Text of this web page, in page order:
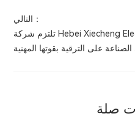
التالي：
تلتزم شركة Hebei Xiecheng Electromechanical Co.، Ltd. بمجال
صلة